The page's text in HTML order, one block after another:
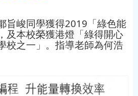
旨峻同學獲得2019「綠色能
及本校榮獲港燈「綠得開心
校之一」。指導老師為何浩